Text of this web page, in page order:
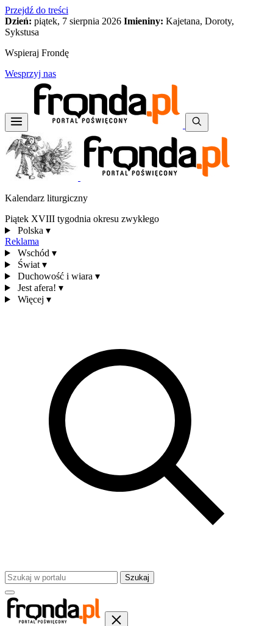
Przejdź do treści
Dzień: piątek, 7 sierpnia 2026 Imieniny: Kajetana, Doroty,
Sykstusa
Wspieraj Frondę
Wesprzyj nas
Kalendarz liturgiczny
Piątek XVIII tygodnia okresu zwykłego
Polska ▾
Reklama
Wschód ▾
Świat ▾
Duchowość i wiara ▾
Jest afera! ▾
Więcej ▾
Szukaj